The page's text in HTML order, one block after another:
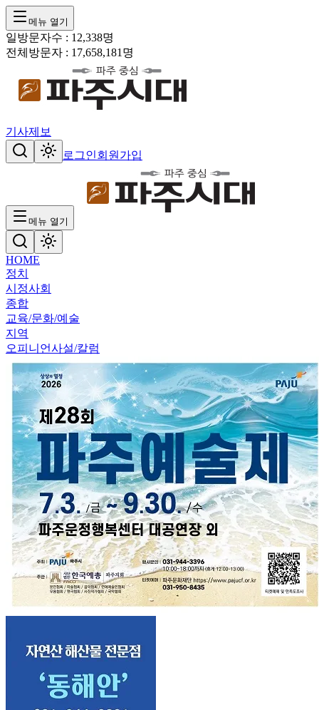
메뉴 열기
일방문자수 : 12,338명
전체방문자 : 17,658,181 명
기사제보
로그인회원가입
메뉴 열기
HOME
정치
시정사회
종합
교육/문화/예술
지역
오피니언사설/칼럼